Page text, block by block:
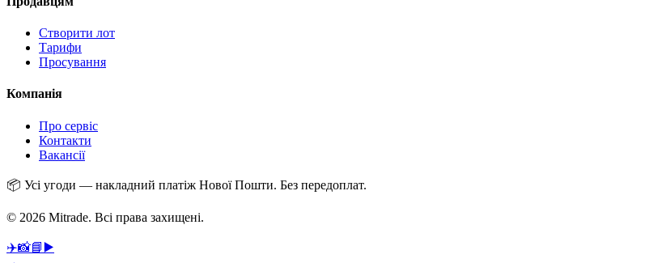
Створити лот
Тарифи
Просування
Компанія
Про сервіс
Контакти
Вакансії
📦 Усі угоди — накладний платіж Нової Пошти. Без передоплат.
© 2026 Mitrade. Всі права захищені.
✈️📸📘 ▶️